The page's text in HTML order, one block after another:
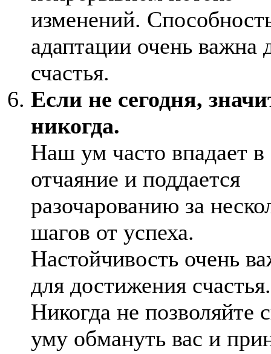
изменений.
адаптации очень важна
счастья.
Если не сегодня,
никогда.
Наш ум часто впадает в
отчаяние и поддается
разочарованию за
шагов от успеха.
Настойчивость очень
для достижения счастья.
Никогда не позволяйте
уму обмануть вас и